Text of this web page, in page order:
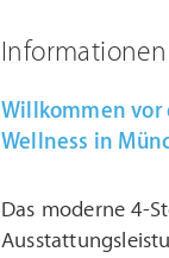
Informationen
Willkommen vor
Wellness in
Das moderne 4-